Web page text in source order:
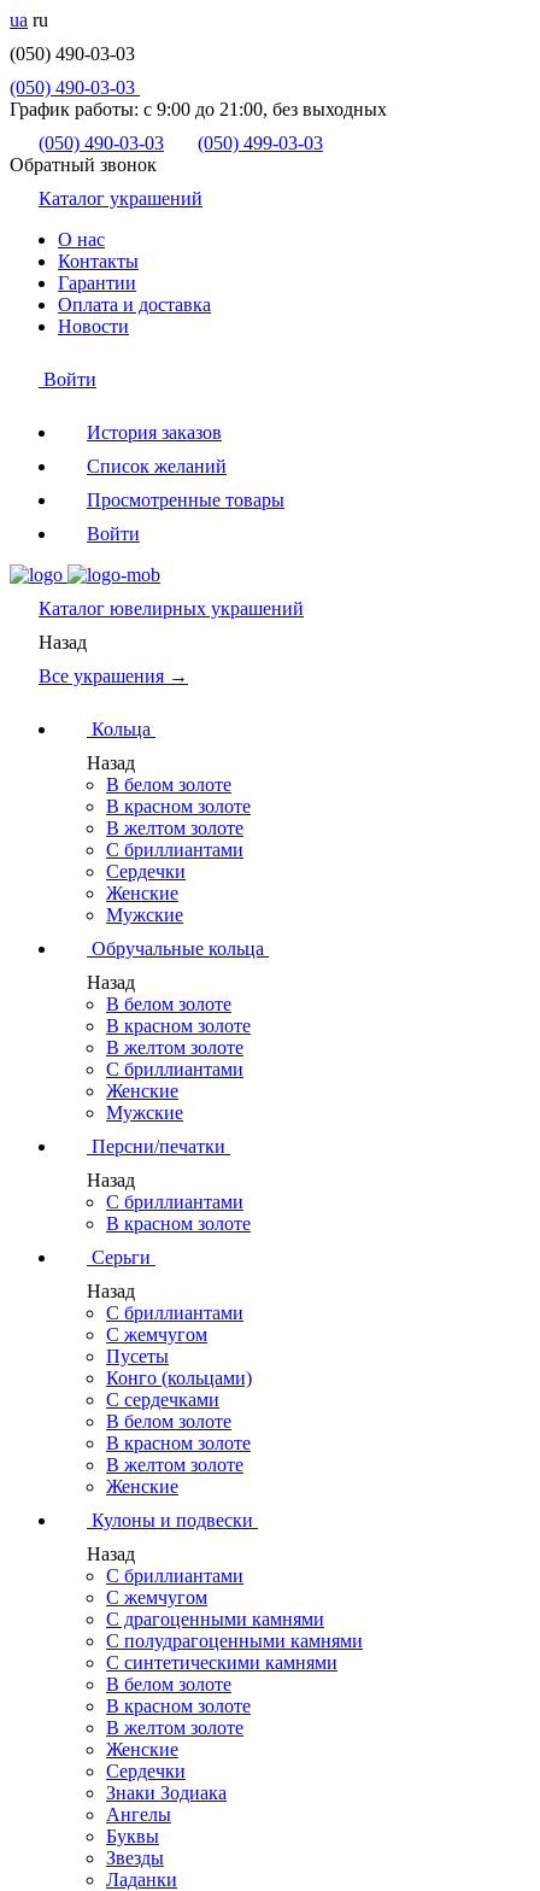
ua ru
(050) 490-03-03
(050) 490-03-03
График работы: с 9:00 до 21:00, без выходных
(050) 490-03-03
(050) 499-03-03
Обратный звонок
Каталог украшений
О нас
Контакты
Гарантии
Оплата и доставка
Новости
Войти
История заказов
Список желаний
Просмотренные товары
Войти
Каталог ювелирных украшений
Назад
Все украшения →
Кольца
Назад
В белом золоте
В красном золоте
В желтом золоте
С бриллиантами
Сердечки
Женские
Мужские
Обручальные кольца
Назад
В белом золоте
В красном золоте
В желтом золоте
С бриллиантами
Женские
Мужские
Персни/печатки
Назад
С бриллиантами
В красном золоте
Серьги
Назад
С бриллиантами
С жемчугом
Пусеты
Конго (кольцами)
С сердечками
В белом золоте
В красном золоте
В желтом золоте
Женские
Кулоны и подвески
Назад
С бриллиантами
С жемчугом
С драгоценными камнями
С полудрагоценными камнями
С синтетическими камнями
В белом золоте
В красном золоте
В желтом золоте
Женские
Сердечки
Знаки Зодиака
Ангелы
Буквы
Звезды
Ладанки